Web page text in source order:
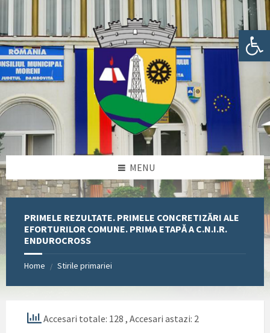
Deschide bara de unelte
sidebar
sidebar
MENU
PRIMELE REZULTATE. PRIMELE CONCRETIZĂRI ALE
EFORTURILOR COMUNE. PRIMA ETAPĂ A C.N.I.R.
ENDUROCROSS
Home / Stirile primariei
Accesari totale: 128 , Accesari astazi: 2